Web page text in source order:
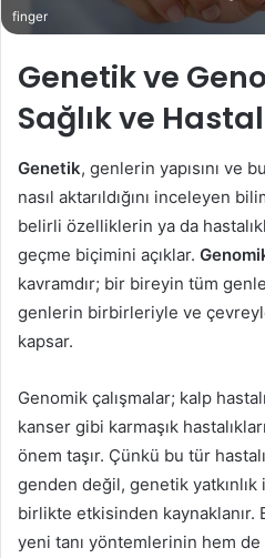
finger
Genetik ve
Sağlık ve
Genetik, genlerin yapısını ve
nasıl aktarıldığını inceleyen
belirli özelliklerin ya da
geçme biçimini açıklar.
kavramdır; bir bireyin tüm
genlerin birbirleriyle ve
kapsar.
Genomik çalışmalar; kalp
kanser gibi karmaşık
önem taşır. Çünkü bu tür
genden değil, genetik
birlikte etkisinden kaynaklanır.
yeni tanı yöntemlerinin hem